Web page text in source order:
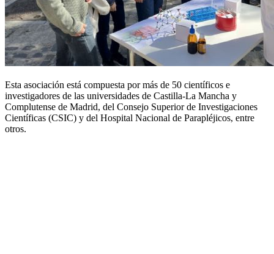
Esta asociación está compuesta por más de 50 científicos e
investigadores de las universidades de Castilla-La Mancha y
Complutense de Madrid, del Consejo Superior de Investigaciones
Científicas (CSIC) y del Hospital Nacional de Parapléjicos, entre
otros.